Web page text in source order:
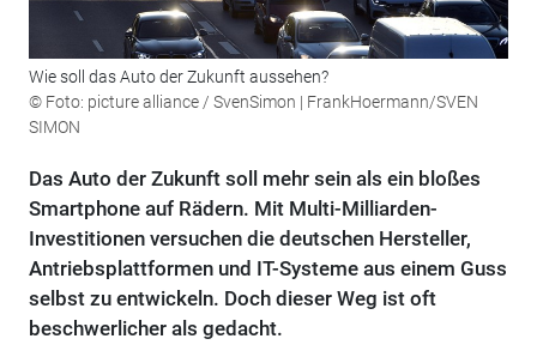
Wie soll das Auto der Zukunft aussehen?
© Foto: picture alliance / SvenSimon | FrankHoermann/SVEN
SIMON
Das Auto der Zukunft soll mehr sein als ein bloßes
Smartphone auf Rädern. Mit Multi-Milliarden-
Investitionen versuchen die deutschen Hersteller,
Antriebsplattformen und IT-Systeme aus einem Guss
selbst zu entwickeln. Doch dieser Weg ist oft
beschwerlicher als gedacht.